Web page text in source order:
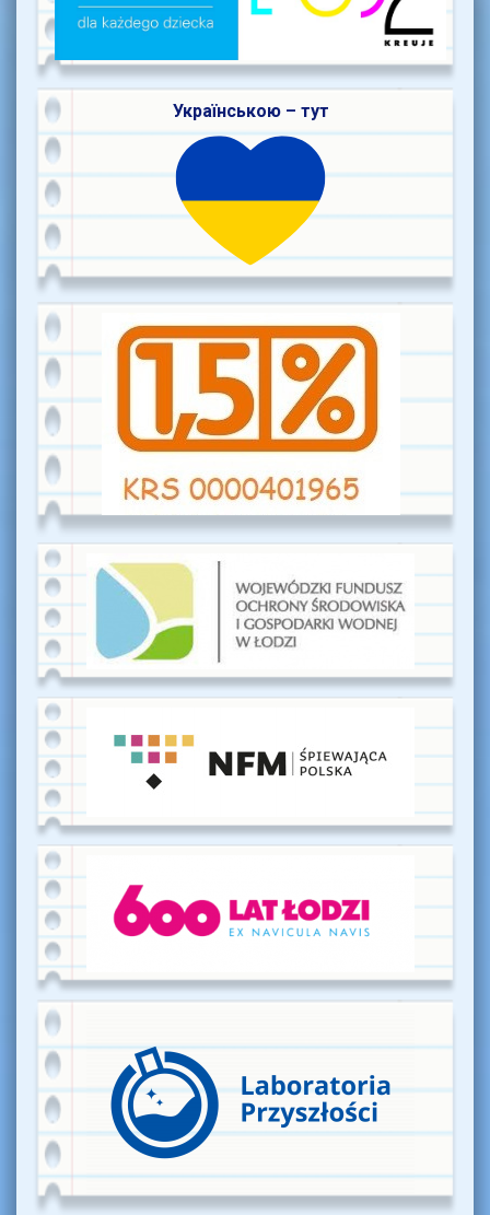
Українською – тут